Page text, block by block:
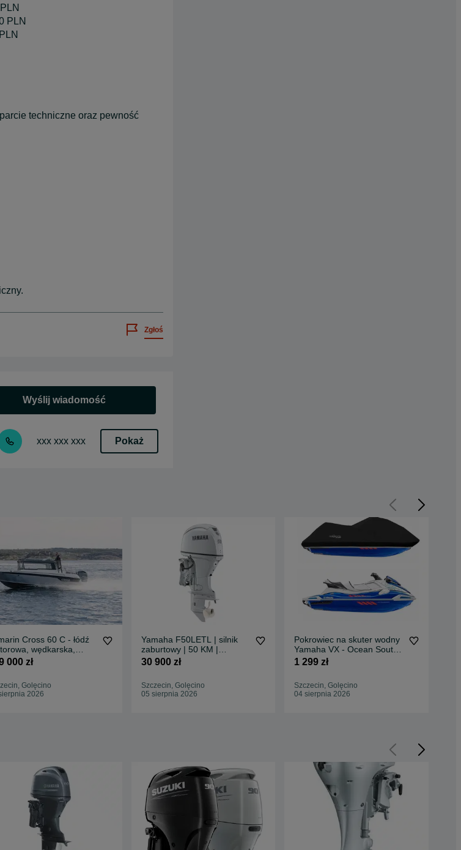
PLN
techniczne oraz pewność
Zgłoś
Wyślij wiadomość
xxx xxx xxx Pokaż
Cross 60 C - łódź
wędkarska,
000 zł
Golęcino
2026
Yamaha F50LETL | silnik
zaburtowy | 50 KM |
manetka | multirumpel
30 900 zł
Szczecin, Golęcino
05 sierpnia 2026
Pokrowiec na skuter wodny
Yamaha VX - Ocean South -
idealne dopasowanie
1 299 zł
Szczecin, Golęcino
04 sierpnia 2026